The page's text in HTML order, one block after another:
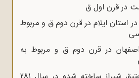
در قرن اول ق
استان ایلام در قرن دوم ق و مربوط
در قرن دوم ق و مربوط به